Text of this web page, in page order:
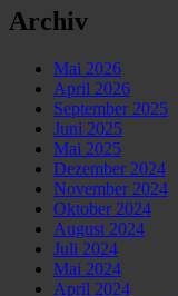
Archiv
Mai 2026
April 2026
September 2025
Juni 2025
Mai 2025
Dezember 2024
November 2024
Oktober 2024
August 2024
Juli 2024
Mai 2024
April 2024